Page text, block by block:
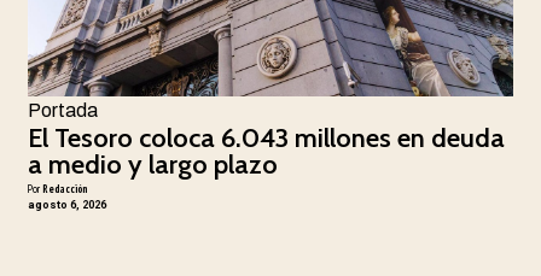
Portada
El Tesoro coloca 6.043 millones en deuda
a medio y largo plazo
PorRedacción
agosto 6, 2026